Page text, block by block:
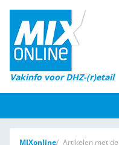
Vakinfo voor DHZ-(r)etail
Home
Magazines
DHZ Sessie
MIXonline Artikelen met